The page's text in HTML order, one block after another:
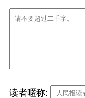
读者暱称: